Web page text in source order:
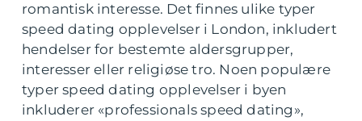
romantisk interesse. Det finnes ulike typer
speed dating opplevelser i London, inkludert
hendelser for bestemte aldersgrupper,
interesser eller religiøse tro. Noen populære
typer speed dating opplevelser i byen
inkluderer «professionals speed dating»,